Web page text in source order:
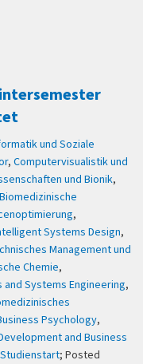
und Soziale
, Computervisualistik und
und Bionik,
Biomedizinische
,
Systems Design,
Management und
Chemie,
and Systems Engineering,
Psychology,
and Business
Studienstart; Posted